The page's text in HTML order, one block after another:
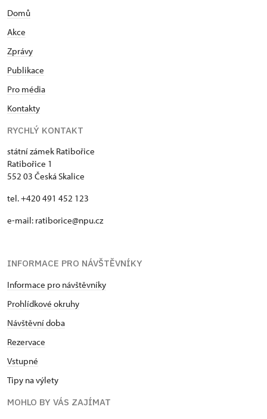
Domů
Akce
Zprávy
Publikace
Pro média
Kontakty
RYCHLÝ KONTAKT
státní zámek Ratibořice
Ratibořice 1
552 03 Česká Skalice
tel. +420 491 452 123
e-mail: ratiborice@npu.cz
INFORMACE PRO NÁVŠTĚVNÍKY
Informace pro návštěvníky
Prohlídkové okruhy
Návštěvní doba
Rezervace
Vstupné
Tipy na výlety
MOHLO BY VÁS ZAJÍMAT